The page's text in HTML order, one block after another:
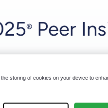
® Peer
Document
storing of cookies on your device to